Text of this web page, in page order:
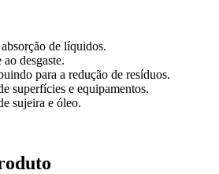
de líquidos.
desgaste.
para a redução de resíduos.
superfícies e equipamentos.
sujeira e óleo.